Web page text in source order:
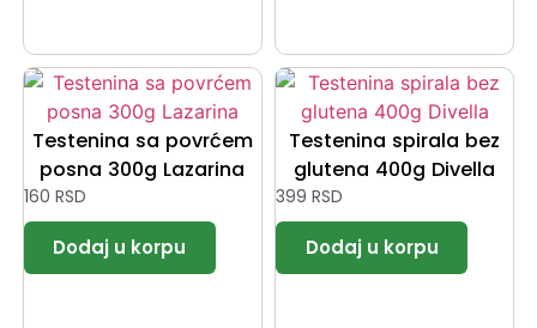
Testenina sa povrćem
posna 300g Lazarina
160 RSD
Testenina spirala bez
glutena 400g Divella
399 RSD